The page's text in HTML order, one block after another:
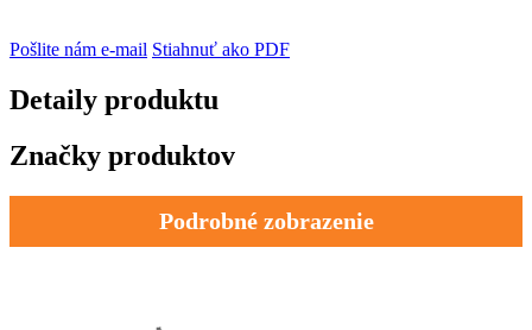
Pošlite nám e-mail Stiahnuť ako PDF
Detaily produktu
Značky produktov
Podrobné zobrazenie